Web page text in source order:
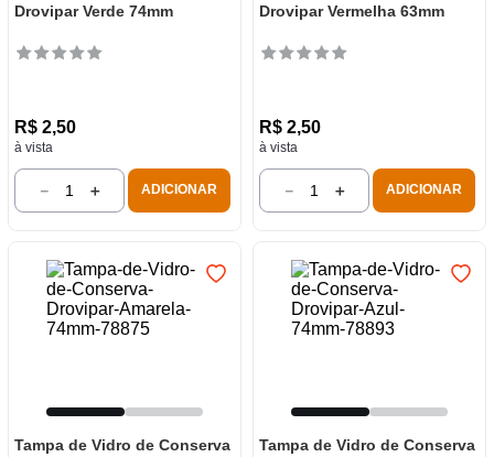
Drovipar Verde 74mm
R$ 2,50
à vista
＋
－ ADICIONAR
Drovipar Vermelha 63mm
R$ 2,50
à vista
＋
－ ADICIONAR
Tampa de Vidro de Conserva
Tampa de Vidro de Conserva